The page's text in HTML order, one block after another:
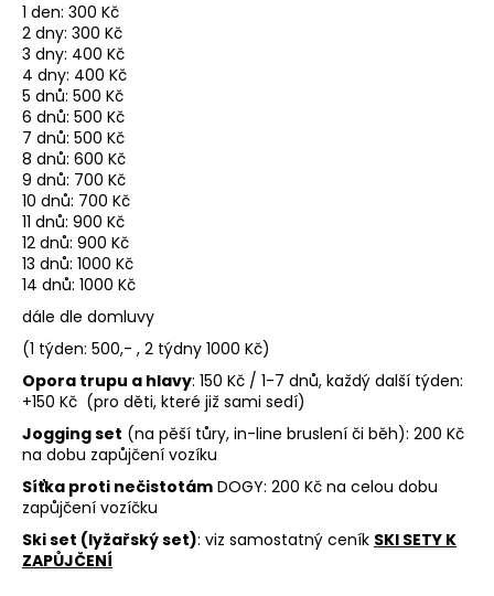
1 den: 300 Kč
2 dny: 300 Kč
3 dny: 400 Kč
4 dny: 400 Kč
5 dnů: 500 Kč
6 dnů: 500 Kč
7 dnů: 500 Kč
8 dnů: 600 Kč
9 dnů: 700 Kč
10 dnů: 700 Kč
11 dnů: 900 Kč
12 dnů: 900 Kč
13 dnů: 1000 Kč
14 dnů: 1000 Kč
dále dle domluvy
(1 týden: 500,- , 2 týdny 1000 Kč)
Opora trupu a hlavy: 150 Kč / 1-7 dnů, každý další týden:
+150 Kč (pro děti, které již sami sedí)
Jogging set (na pěší tůry, in-line bruslení či běh): 200 Kč
na dobu zapůjčení vozíku
Síťka proti nečistotám DOGY: 200 Kč na celou dobu
zapůjčení vozíčku
Ski set (lyžařský set): viz samostatný ceník SKI SETY K
ZAPŮJČENÍ